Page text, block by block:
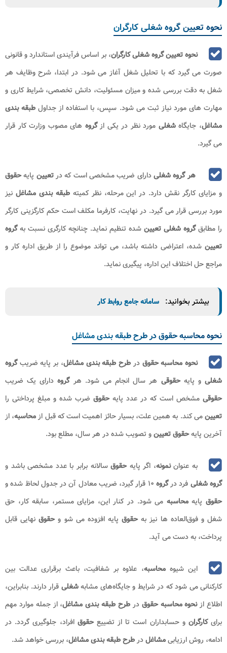
نحوه تعیین گروه شغلی کارگران
نحوه تعیین گروه شغلی کارگران، بر اساس فرآیندی استاندارد و قانونی
صورت می‌ گیرد که با تحلیل شغل آغاز می ‌شود. در ابتدا، شرح وظایف هر
شغل به دقت بررسی شده و میزان مسئولیت، دانش تخصصی، شرایط کاری و
مهارت ‌های مورد نیاز ثبت می ‌شود. سپس، با استفاده از جداول طبقه بندی
مشاغل، جایگاهشغلی مورد نظر در یکی ازگروه ‌ های مصوب وزارت کار قرار
می ‌گیرد.
هر گروه شغلیدارای ضریب مشخصی است که درتعیین پایهحقوق
و مزایای کارگر نقش دارد. در این مرحله، نظر کمیتهطبقه‌ بندی مشاغل نیز
مورد بررسی قرار می ‌گیرد. در نهایت، کارفرما مکلف است حکم کارگزینی کارگر
را مطابقگروه شغلی تعیین‌ شده تنظیم نماید. چنانچه کارگری نسبت بهگروه
تعیین شده، اعتراضی داشته باشد، می‌ تواند موضوع را از طریق اداره کار و
مراجع حل اختلاف این اداره، پیگیری نماید.
بیشتر بخوانید: سامانه جامع روابط کار
نحوه محاسبه حقوق در طرح طبقه بندی مشاغل
نحوه محاسبه حقوقدر طرح طبقه بندی مشاغل، بر پایه ضریبگروه
شغلیو پایهحقوقی هر سال انجام می ‌شود. هرگروه دارای یک ضریب
حقوقی مشخص است که در عدد پایهحقوق ضرب شده و مبلغ پرداختی را
تعیینمی ‌کند. به همین علت، بسیار حائز اهمیت است که قبل ازمحاسبه، از
آخرین پایهحقوق تعیینو تصویب شده در هر سال، مطلع بود.
به عنواننمونه، اگر پایهحقوقسالانه برابر با عدد مشخصی باشد و
گروه شغلی فرد درگروه ۱۰ قرار گیرد، ضریب معادل آن در جدول لحاظ شده و
حقوق پایهمحاسبه می ‌شود. در کنار این، مزایای مستمر، سابقه کار، حق
شغل و فوق‌العاده‌ ها نیز بهحقوق پایه افزوده می ‌شو وحقوقنهایی قابل
پرداخت، به دست می آید.
این شیوهمحاسبه، علاوه بر شفافیت، باعث برقراری عدالت بین
کارکنانی می ‌شود که در شرایط و جایگاه‌های مشابهشغلی قرار دارند. بنابراین،
اطلاع ازنحوه محاسبه حقوقدرطرح طبقه بندی مشاغل، از جمله موارد مهم
برایکارگرانو حسابداران است تا از تضییعحقوقافراد، جلوگیری گردد. در
ادامه، روش ارزیابیمشاغلدرطرح طبقه بندی مشاغل، بررسی خواهد شد.